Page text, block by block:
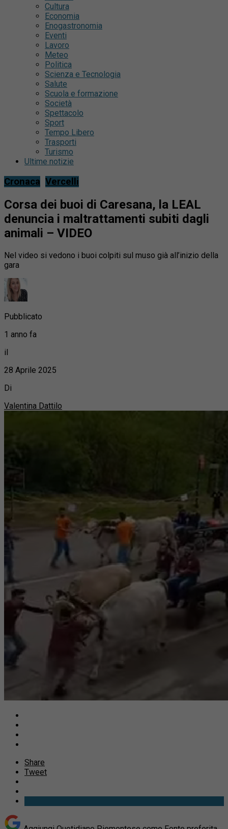
Cultura
Economia
Enogastronomia
Eventi
Lavoro
Meteo
Politica
Scienza e Tecnologia
Salute
Scuola e formazione
Società
Spettacolo
Sport
Tempo Libero
Trasporti
Turismo
Ultime notizie
Cronaca Vercelli
Corsa dei buoi di Caresana, la LEAL
denuncia i maltrattamenti subiti dagli
animali – VIDEO
Nel video si vedono i buoi colpiti sul muso già all’inizio della
gara
Pubblicato
1 anno fa
il
28 Aprile 2025
Di
Valentina Dattilo
Share
Tweet